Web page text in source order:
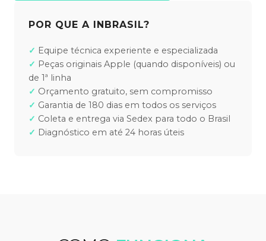
POR QUE A INBRASIL?
Equipe técnica experiente e especializada
Peças originais Apple (quando disponíveis) ou
de 1ª linha
Orçamento gratuito, sem compromisso
Garantia de 180 dias em todos os serviços
Coleta e entrega via Sedex para todo o Brasil
Diagnóstico em até 24 horas úteis